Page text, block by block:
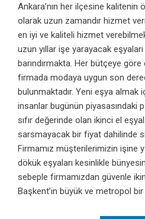
Ankara’nın her ilçesine
olarak uzun zamandır hizmet
en iyi ve kaliteli hizmet
uzun yıllar işe yarayacak
barındırmakta. Her bütçeye
firmada modaya uygun son
bulunmaktadır. Yeni eşya almak
insanlar bugünün piyasasındaki
sıfır değerinde olan ikinci el
sarsmayacak bir fiyat dahilinde
Firmamız müşterilerimizin işine
dökük eşyaları kesinlikle
sebeple firmamızdan güvenle
Başkent’in büyük ve metropol bir